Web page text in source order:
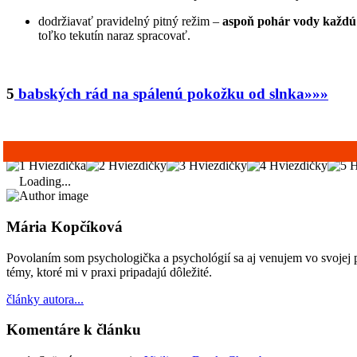
dodržiavať pravidelný pitný režim – aspoň pohár vody
toľko tekutín naraz spracovať.
5 babských rád na spálenú pokožku od slnka»»»
Loading...
Mária Kopčíková
Povolaním som psychologička a psychológií sa aj venujem vo svojej
témy, ktoré mi v praxi pripadajú dôležité.
články autora...
Komentáre k článku